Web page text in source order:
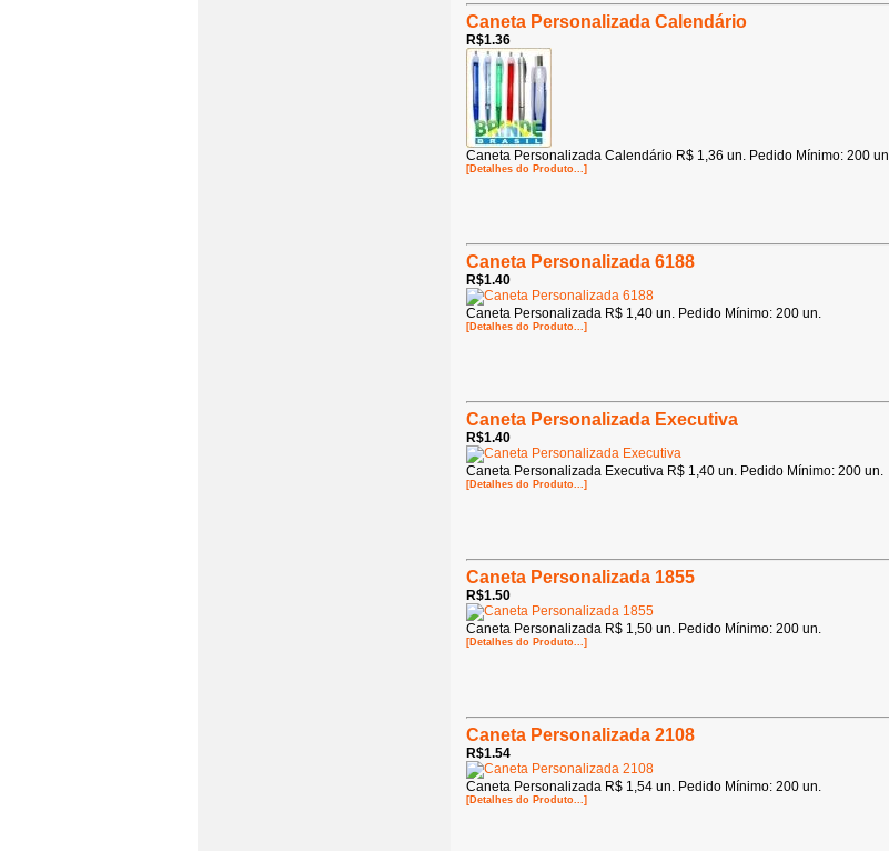
Caneta Personalizada Calendário
R$1.36
Caneta Personalizada Calendário R$ 1,36 un. Pedido Mínimo: 200 un.
[Detalhes do Produto...]
Caneta Personalizada 6188
R$1.40
Caneta Personalizada R$ 1,40 un. Pedido Mínimo: 200 un.
[Detalhes do Produto...]
Caneta Personalizada Executiva
R$1.40
Caneta Personalizada Executiva R$ 1,40 un. Pedido Mínimo: 200 un.
[Detalhes do Produto...]
Caneta Personalizada 1855
R$1.50
Caneta Personalizada R$ 1,50 un. Pedido Mínimo: 200 un.
[Detalhes do Produto...]
Caneta Personalizada 2108
R$1.54
Caneta Personalizada R$ 1,54 un. Pedido Mínimo: 200 un.
[Detalhes do Produto...]